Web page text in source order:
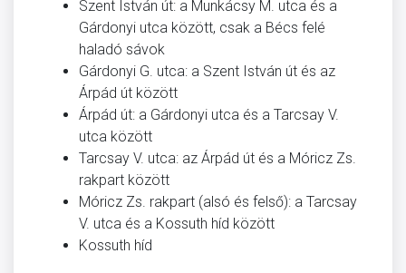
Szent István út: a Munkácsy M. utca és a
Gárdonyi utca között, csak a Bécs felé
haladó sávok
Gárdonyi G. utca: a Szent István út és az
Árpád út között
Árpád út: a Gárdonyi utca és a Tarcsay V.
utca között
Tarcsay V. utca: az Árpád út és a Móricz Zs.
rakpart között
Móricz Zs. rakpart (alsó és felső): a Tarcsay
V. utca és a Kossuth híd között
Kossuth híd